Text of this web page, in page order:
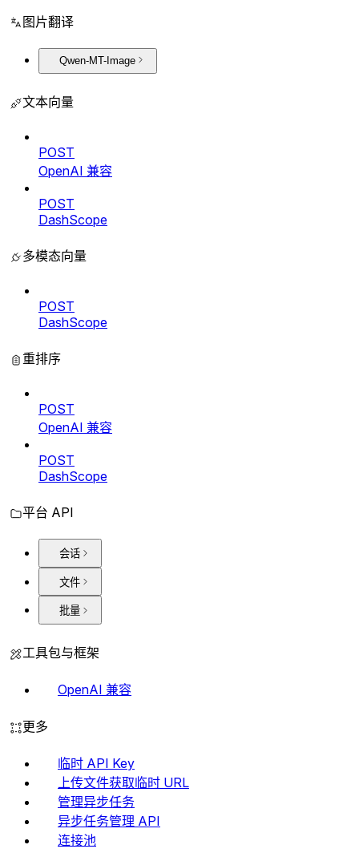
图片翻译
Qwen-MT-Image
文本向量
POST
OpenAI 兼容
POST
DashScope
多模态向量
POST
DashScope
重排序
POST
OpenAI 兼容
POST
DashScope
平台 API
会话
文件
批量
工具包与框架
OpenAI 兼容
更多
临时 API Key
上传文件获取临时 URL
管理异步任务
异步任务管理 API
连接池